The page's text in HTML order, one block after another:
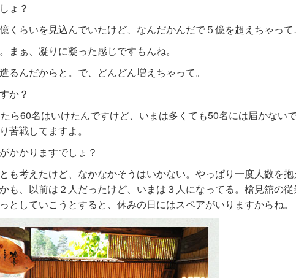
ょ？
くらいを見込んでいたけど、なんだかんだで５億を超えちゃって
まぁ、凝りに凝った感じですもんね。
るんだからと。で、どんどん増えちゃって。
か？
ら60名はいけたんですけど、いまは多くても50名には届かない
苦戦してますよ。
かかりますでしょ？
も考えたけど、なかなかそうはいかない。やっぱり一度人数を
も、以前は２人だったけど、いまは３人になってる。槍見舘の
としていこうとすると、休みの日にはスペアがいりますからね。